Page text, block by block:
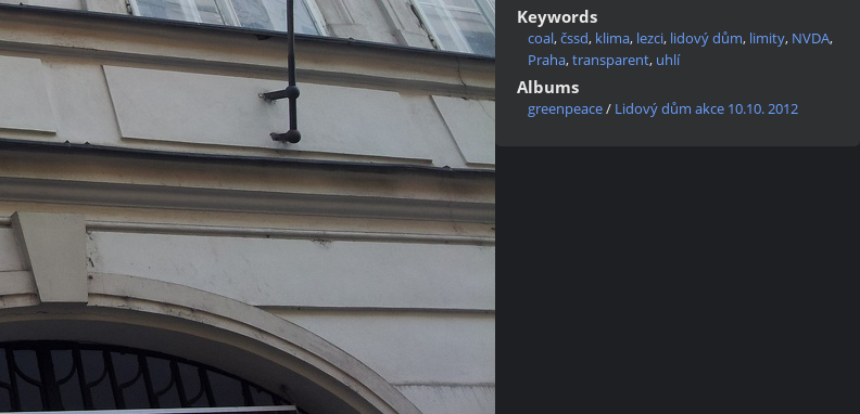
Keywords
coal,čssd, klima, lezci, lidový dům, limity, NVDA,
Praha,transparent, uhlí
Albums
greenpeace/ Lidový dům akce 10.10. 2012